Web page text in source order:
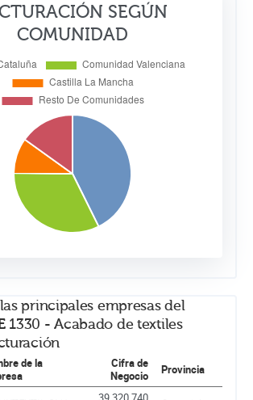
SEGÚN
COMUNIDAD
principales empresas del
1330 - Acabado de textiles
de la
Cifra de
Negocio
Provincia